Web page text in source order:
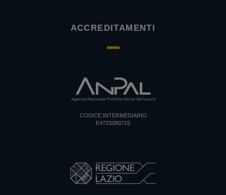
ACCREDITAMENTI
CODICE INTERMEDIARIO
E472S080715